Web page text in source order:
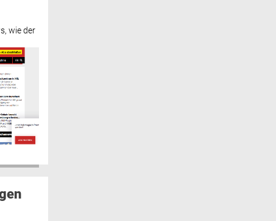
wie der